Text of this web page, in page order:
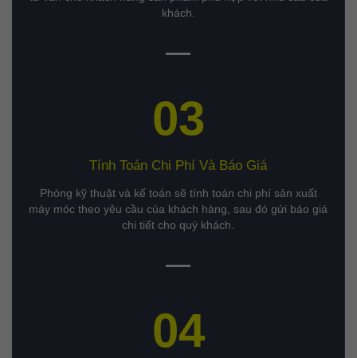
khách.
03
Tính Toán Chi Phí Và Báo Giá
Phòng kỹ thuật và kế toán sẽ tính toán chi phí sản xuất
máy móc theo yêu cầu của khách hàng, sau đó gửi báo giá
chi tiết cho quý khách.
04